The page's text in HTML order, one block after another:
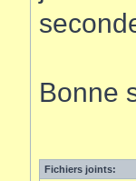
Bonne
Fichiers joints: